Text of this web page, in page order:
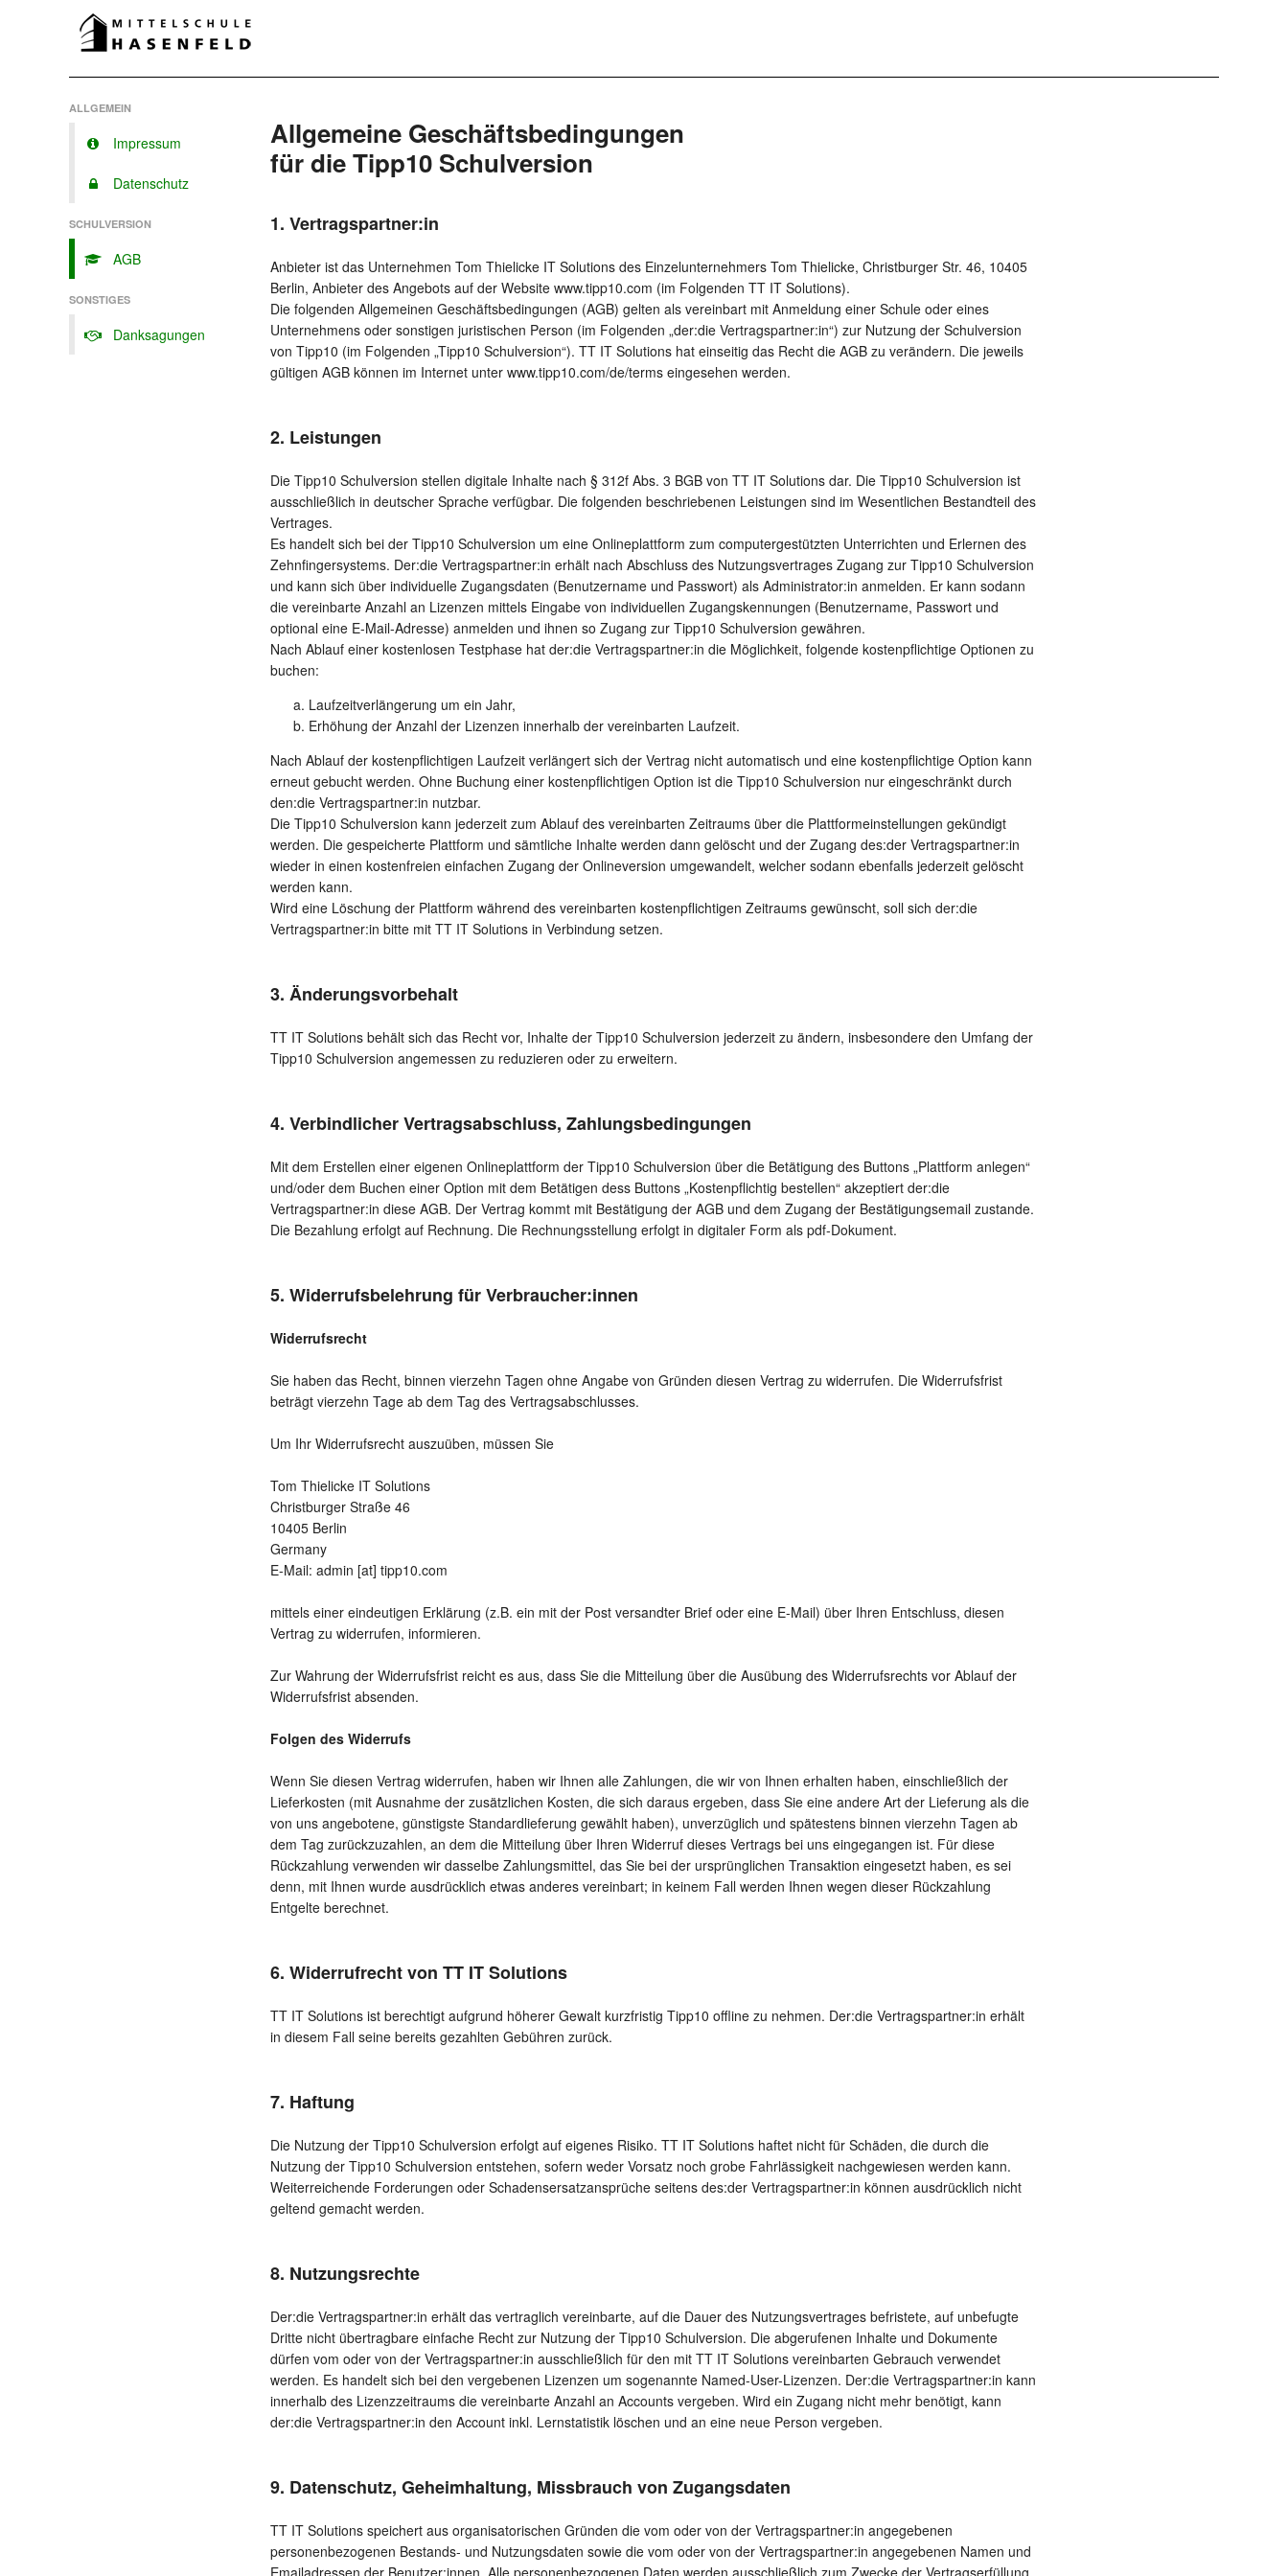
ALLGEMEIN
Impressum
Datenschutz
SCHULVERSION
AGB
SONSTIGES
Danksagungen
Allgemeine Geschäftsbedingungen
für die Tipp10 Schulversion
1. Vertragspartner:in
Anbieter ist das Unternehmen Tom Thielicke IT Solutions des Einzelunternehmers Tom Thielicke, Christburger Str. 46, 10405
Berlin, Anbieter des Angebots auf der Website www.tipp10.com (im Folgenden TT IT Solutions).
Die folgenden Allgemeinen Geschäftsbedingungen (AGB) gelten als vereinbart mit Anmeldung einer Schule oder eines
Unternehmens oder sonstigen juristischen Person (im Folgenden „der:die Vertragspartner:in“) zur Nutzung der Schulversion
von Tipp10 (im Folgenden „Tipp10 Schulversion“). TT IT Solutions hat einseitig das Recht die AGB zu verändern. Die jeweils
gültigen AGB können im Internet unter www.tipp10.com/de/terms eingesehen werden.
2. Leistungen
Die Tipp10 Schulversion stellen digitale Inhalte nach § 312f Abs. 3 BGB von TT IT Solutions dar. Die Tipp10 Schulversion ist
ausschließlich in deutscher Sprache verfügbar. Die folgenden beschriebenen Leistungen sind im Wesentlichen Bestandteil des
Vertrages.
Es handelt sich bei der Tipp10 Schulversion um eine Onlineplattform zum computergestützten Unterrichten und Erlernen des
Zehnfingersystems. Der:die Vertragspartner:in erhält nach Abschluss des Nutzungsvertrages Zugang zur Tipp10 Schulversion
und kann sich über individuelle Zugangsdaten (Benutzername und Passwort) als Administrator:in anmelden. Er kann sodann
die vereinbarte Anzahl an Lizenzen mittels Eingabe von individuellen Zugangskennungen (Benutzername, Passwort und
optional eine E-Mail-Adresse) anmelden und ihnen so Zugang zur Tipp10 Schulversion gewähren.
Nach Ablauf einer kostenlosen Testphase hat der:die Vertragspartner:in die Möglichkeit, folgende kostenpflichtige Optionen zu
buchen:
Laufzeitverlängerung um ein Jahr,
Erhöhung der Anzahl der Lizenzen innerhalb der vereinbarten Laufzeit.
Nach Ablauf der kostenpflichtigen Laufzeit verlängert sich der Vertrag nicht automatisch und eine kostenpflichtige Option kann
erneut gebucht werden. Ohne Buchung einer kostenpflichtigen Option ist die Tipp10 Schulversion nur eingeschränkt durch
den:die Vertragspartner:in nutzbar.
Die Tipp10 Schulversion kann jederzeit zum Ablauf des vereinbarten Zeitraums über die Plattformeinstellungen gekündigt
werden. Die gespeicherte Plattform und sämtliche Inhalte werden dann gelöscht und der Zugang des:der Vertragspartner:in
wieder in einen kostenfreien einfachen Zugang der Onlineversion umgewandelt, welcher sodann ebenfalls jederzeit gelöscht
werden kann.
Wird eine Löschung der Plattform während des vereinbarten kostenpflichtigen Zeitraums gewünscht, soll sich der:die
Vertragspartner:in bitte mit TT IT Solutions in Verbindung setzen.
3. Änderungsvorbehalt
TT IT Solutions behält sich das Recht vor, Inhalte der Tipp10 Schulversion jederzeit zu ändern, insbesondere den Umfang der
Tipp10 Schulversion angemessen zu reduzieren oder zu erweitern.
4. Verbindlicher Vertragsabschluss, Zahlungsbedingungen
Mit dem Erstellen einer eigenen Onlineplattform der Tipp10 Schulversion über die Betätigung des Buttons „Plattform anlegen“
und/oder dem Buchen einer Option mit dem Betätigen dess Buttons „Kostenpflichtig bestellen“ akzeptiert der:die
Vertragspartner:in diese AGB. Der Vertrag kommt mit Bestätigung der AGB und dem Zugang der Bestätigungsemail zustande.
Die Bezahlung erfolgt auf Rechnung. Die Rechnungsstellung erfolgt in digitaler Form als pdf-Dokument.
5. Widerrufsbelehrung für Verbraucher:innen
Widerrufsrecht
Sie haben das Recht, binnen vierzehn Tagen ohne Angabe von Gründen diesen Vertrag zu widerrufen. Die Widerrufsfrist
beträgt vierzehn Tage ab dem Tag des Vertragsabschlusses.
Um Ihr Widerrufsrecht auszuüben, müssen Sie
Tom Thielicke IT Solutions
Christburger Straße 46
10405 Berlin
Germany
E-Mail: admin [at] tipp10.com
mittels einer eindeutigen Erklärung (z.B. ein mit der Post versandter Brief oder eine E-Mail) über Ihren Entschluss, diesen
Vertrag zu widerrufen, informieren.
Zur Wahrung der Widerrufsfrist reicht es aus, dass Sie die Mitteilung über die Ausübung des Widerrufsrechts vor Ablauf der
Widerrufsfrist absenden.
Folgen des Widerrufs
Wenn Sie diesen Vertrag widerrufen, haben wir Ihnen alle Zahlungen, die wir von Ihnen erhalten haben, einschließlich der
Lieferkosten (mit Ausnahme der zusätzlichen Kosten, die sich daraus ergeben, dass Sie eine andere Art der Lieferung als die
von uns angebotene, günstigste Standardlieferung gewählt haben), unverzüglich und spätestens binnen vierzehn Tagen ab
dem Tag zurückzuzahlen, an dem die Mitteilung über Ihren Widerruf dieses Vertrags bei uns eingegangen ist. Für diese
Rückzahlung verwenden wir dasselbe Zahlungsmittel, das Sie bei der ursprünglichen Transaktion eingesetzt haben, es sei
denn, mit Ihnen wurde ausdrücklich etwas anderes vereinbart; in keinem Fall werden Ihnen wegen dieser Rückzahlung
Entgelte berechnet.
6. Widerrufrecht von TT IT Solutions
TT IT Solutions ist berechtigt aufgrund höherer Gewalt kurzfristig Tipp10 offline zu nehmen. Der:die Vertragspartner:in erhält
in diesem Fall seine bereits gezahlten Gebühren zurück.
7. Haftung
Die Nutzung der Tipp10 Schulversion erfolgt auf eigenes Risiko. TT IT Solutions haftet nicht für Schäden, die durch die
Nutzung der Tipp10 Schulversion entstehen, sofern weder Vorsatz noch grobe Fahrlässigkeit nachgewiesen werden kann.
Weiterreichende Forderungen oder Schadensersatzansprüche seitens des:der Vertragspartner:in können ausdrücklich nicht
geltend gemacht werden.
8. Nutzungsrechte
Der:die Vertragspartner:in erhält das vertraglich vereinbarte, auf die Dauer des Nutzungsvertrages befristete, auf unbefugte
Dritte nicht übertragbare einfache Recht zur Nutzung der Tipp10 Schulversion. Die abgerufenen Inhalte und Dokumente
dürfen vom oder von der Vertragspartner:in ausschließlich für den mit TT IT Solutions vereinbarten Gebrauch verwendet
werden. Es handelt sich bei den vergebenen Lizenzen um sogenannte Named-User-Lizenzen. Der:die Vertragspartner:in kann
innerhalb des Lizenzzeitraums die vereinbarte Anzahl an Accounts vergeben. Wird ein Zugang nicht mehr benötigt, kann
der:die Vertragspartner:in den Account inkl. Lernstatistik löschen und an eine neue Person vergeben.
9. Datenschutz, Geheimhaltung, Missbrauch von Zugangsdaten
TT IT Solutions speichert aus organisatorischen Gründen die vom oder von der Vertragspartner:in angegebenen
personenbezogenen Bestands- und Nutzungsdaten sowie die vom oder von der Vertragspartner:in angegebenen Namen und